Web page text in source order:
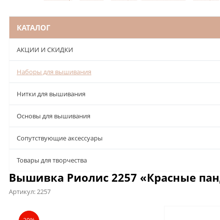
КАТАЛОГ
АКЦИИ И СКИДКИ
Наборы для вышивания
Нитки для вышивания
Основы для вышивания
Сопутствующие аксессуары
Товары для творчества
Вышивка Риолис 2257 «Красные
Артикул:2257
Описание